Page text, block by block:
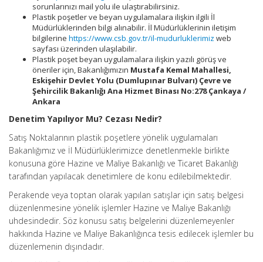
sorunlarınızı mail yolu ile ulaştırabilirsiniz.
Plastik poşetler ve beyan uygulamalara ilişkin ilgili İl
Müdürlüklerinden bilgi alınabilir. İl Müdürlüklerinin iletişim
bilgilerine https://www.csb.gov.tr/il-mudurluklerimiz web
sayfası üzerinden ulaşılabilir.
Plastik poşet beyan uygulamalara ilişkin yazılı görüş ve
öneriler için, Bakanlığımızın Mustafa Kemal Mahallesi,
Eskişehir Devlet Yolu (Dumlupınar Bulvarı) Çevre ve
Şehircilik Bakanlığı Ana Hizmet Binası No:278 Çankaya /
Ankara
Denetim Yapılıyor Mu? Cezası Nedir?
Satış Noktalarının plastik poşetlere yönelik uygulamaları
Bakanlığımız ve İl Müdürlüklerimizce denetlenmekle birlikte
konusuna göre Hazine ve Maliye Bakanlığı ve Ticaret Bakanlığı
tarafından yapılacak denetimlere de konu edilebilmektedir.
Perakende veya toptan olarak yapılan satışlar için satış belgesi
düzenlenmesine yönelik işlemler Hazine ve Maliye Bakanlığı
uhdesindedir. Söz konusu satış belgelerini düzenlemeyenler
hakkında Hazine ve Maliye Bakanlığınca tesis edilecek işlemler bu
düzenlemenin dışındadır.